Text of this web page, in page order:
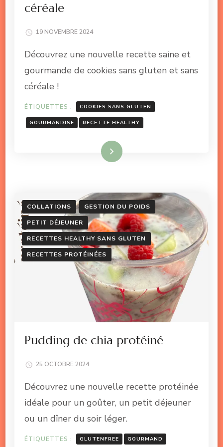
céréale
19 NOVEMBRE 2024
Découvrez une nouvelle recette saine et
gourmande de cookies sans gluten et sans
céréale !
ÉTIQUETTES : COOKIES SANS GLUTEN
GOURMANDISE RECETTE HEALTHY
Lire la suite
COLLATIONS
GESTION DU POIDS
PETIT DÉJEUNER
RECETTES HEALTHY SANS GLUTEN
RECETTES PROTÉINÉES
Pudding de chia protéiné
25 OCTOBRE 2024
Découvrez une nouvelle recette protéinée
idéale pour un goûter, un petit déjeuner
ou un dîner du soir léger.
ÉTIQUETTES : GLUTENFREE GOURMAND